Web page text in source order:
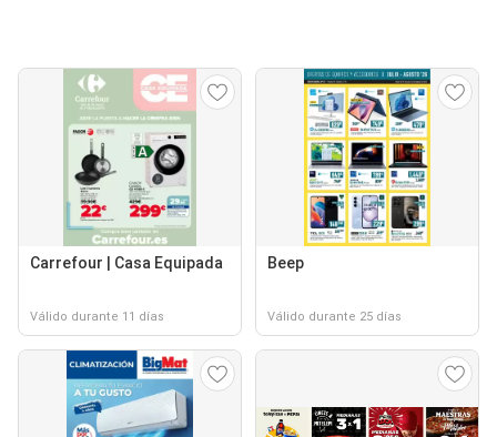
Carrefour | Casa Equipada
Válido durante 11 días
Beep
Válido durante 25 días